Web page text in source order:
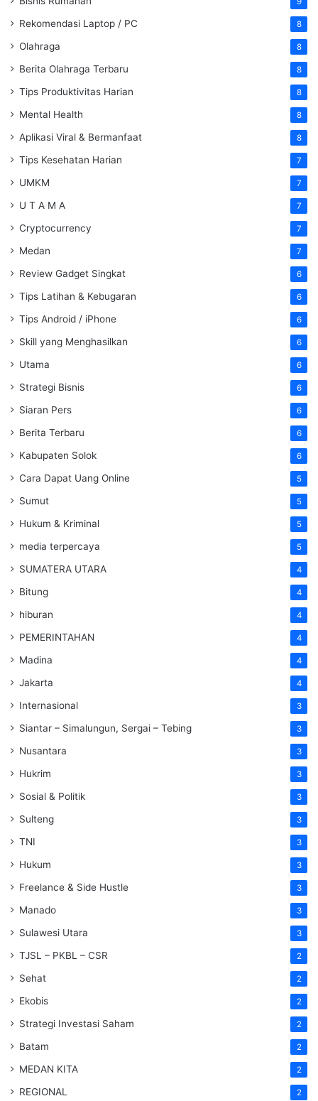
Rekomendasi Laptop / PC 8
Olahraga 8
Berita Olahraga Terbaru 8
Tips Produktivitas Harian 8
Mental Health 8
Aplikasi Viral & Bermanfaat 8
Tips Kesehatan Harian 7
UMKM 7
U T A M A 7
Cryptocurrency 7
Medan 7
Review Gadget Singkat 6
Tips Latihan & Kebugaran 6
Tips Android / iPhone 6
Skill yang Menghasilkan 6
Utama 6
Strategi Bisnis 6
Siaran Pers 6
Berita Terbaru 6
Kabupaten Solok 6
Cara Dapat Uang Online 5
Sumut 5
Hukum & Kriminal 5
media terpercaya 5
SUMATERA UTARA 4
Bitung 4
hiburan 4
PEMERINTAHAN 4
Madina 4
Jakarta 4
Internasional 3
Siantar – Simalungun, Sergai – Tebing 3
Nusantara 3
Hukrim 3
Sosial & Politik 3
Sulteng 3
TNI 3
Hukum 3
Freelance & Side Hustle 3
Manado 3
Sulawesi Utara 3
TJSL – PKBL – CSR 2
Sehat 2
Ekobis 2
Strategi Investasi Saham 2
Batam 2
MEDAN KITA 2
REGIONAL 2